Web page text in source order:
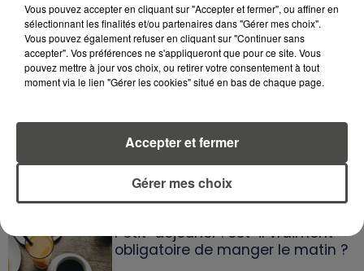
Chacun Sa Route Babooshka
À LA UNE
Petit-déjeuner : est-il vraiment
obligatoire de manger le matin ?
Vous pouvez accepter en cliquant sur "Accepter et fermer", ou affiner en
sélectionnant les finalités et/ou partenaires dans "Gérer mes choix".
Vous pouvez également refuser en cliquant sur "Continuer sans
accepter". Vos préférences ne s'appliqueront que pour ce site. Vous
pouvez mettre à jour vos choix, ou retirer votre consentement à tout
moment via le lien "Gérer les cookies" situé en bas de chaque page.
Gérer mes choix
Accepter et fermer